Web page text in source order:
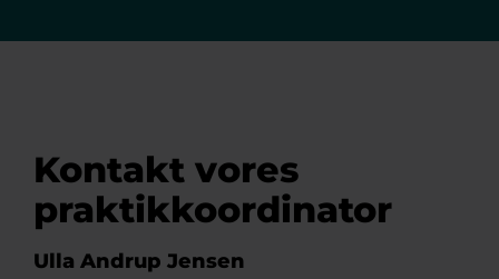
Kontakt vores
praktikkoordinator
Ulla Andrup Jensen